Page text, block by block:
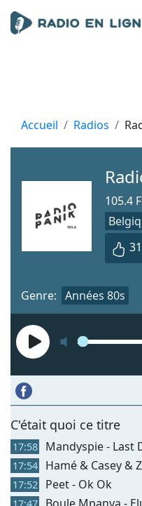
Accueil Radios
105.4
31
Genre: Années 80s
C'était quoi ce titre
17:58 Mandyspie - Last
17:54 Hamé & Casey &
17:52 Peet - Ok Ok
17:47 Boule Mpanya -